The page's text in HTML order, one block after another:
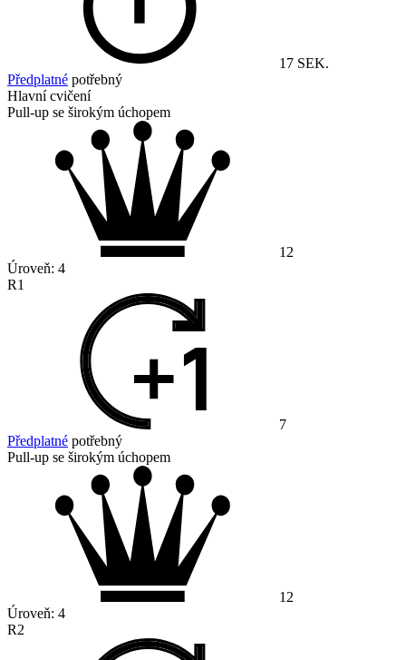
17 SEK.
Předplatné potřebný
Hlavní cvičení
Pull-up se širokým úchopem
12
Úroveň: 4
R1
7
Předplatné potřebný
Pull-up se širokým úchopem
12
Úroveň: 4
R2